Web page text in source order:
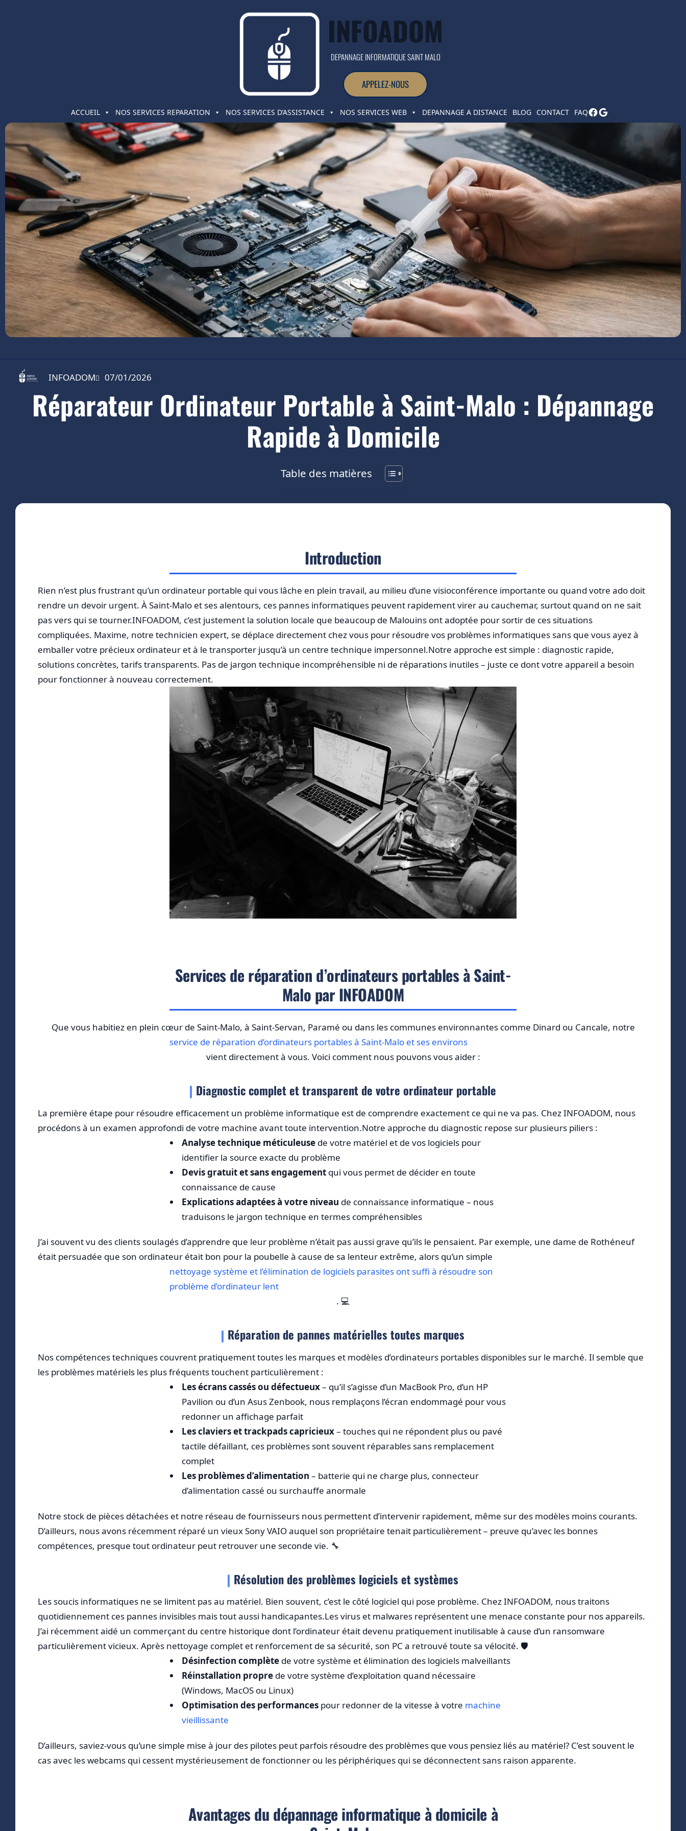
INFOADOM
DEPANNAGE INFORMATIQUE SAINT MALO
APPELEZ-NOUS
ACCUEIL NOS SERVICES REPARATION NOS SERVICES D’ASSISTANCE NOS SERVICES WEB DEPANNAGE A DISTANCE BLOG CONTACT FAQ
INFOADOM 07/01/2026
Réparateur Ordinateur Portable à Saint-Malo : Dépannage
Rapide à Domicile
Table des matières
Introduction
Rien n’est plus frustrant qu’un ordinateur portable qui vous lâche en plein travail, au milieu d’une visioconférence importante ou quand votre ado doit
rendre un devoir urgent. À Saint-Malo et ses alentours, ces pannes informatiques peuvent rapidement virer au cauchemar, surtout quand on ne sait
pas vers qui se tourner.INFOADOM, c’est justement la solution locale que beaucoup de Malouins ont adoptée pour sortir de ces situations
compliquées. Maxime, notre technicien expert, se déplace directement chez vous pour résoudre vos problèmes informatiques sans que vous ayez à
emballer votre précieux ordinateur et à le transporter jusqu’à un centre technique impersonnel.Notre approche est simple : diagnostic rapide,
solutions concrètes, tarifs transparents. Pas de jargon technique incompréhensible ni de réparations inutiles – juste ce dont votre appareil a besoin
pour fonctionner à nouveau correctement.
Services de réparation d’ordinateurs portables à Saint-
Malo par INFOADOM
Que vous habitiez en plein cœur de Saint-Malo, à Saint-Servan, Paramé ou dans les communes environnantes comme Dinard ou Cancale, notre
service de réparation d’ordinateurs portables à Saint-Malo et ses environs
vient directement à vous. Voici comment nous pouvons vous aider :
Diagnostic complet et transparent de votre ordinateur portable
La première étape pour résoudre efficacement un problème informatique est de comprendre exactement ce qui ne va pas. Chez INFOADOM, nous
procédons à un examen approfondi de votre machine avant toute intervention.Notre approche du diagnostic repose sur plusieurs piliers :
Analyse technique méticuleuse de votre matériel et de vos logiciels pour
identifier la source exacte du problème
Devis gratuit et sans engagement qui vous permet de décider en toute
connaissance de cause
Explications adaptées à votre niveau de connaissance informatique – nous
traduisons le jargon technique en termes compréhensibles
J’ai souvent vu des clients soulagés d’apprendre que leur problème n’était pas aussi grave qu’ils le pensaient. Par exemple, une dame de Rothéneuf
était persuadée que son ordinateur était bon pour la poubelle à cause de sa lenteur extrême, alors qu’un simple
nettoyage système et l’élimination de logiciels parasites ont suffi à résoudre son
problème d’ordinateur lent
. 💻
Réparation de pannes matérielles toutes marques
Nos compétences techniques couvrent pratiquement toutes les marques et modèles d’ordinateurs portables disponibles sur le marché. Il semble que
les problèmes matériels les plus fréquents touchent particulièrement :
Les écrans cassés ou défectueux– qu’il s’agisse d’un MacBook Pro, d’un HP
Pavilion ou d’un Asus Zenbook, nous remplaçons l’écran endommagé pour vous
redonner un affichage parfait
Les claviers et trackpads capricieux– touches qui ne répondent plus ou pavé
tactile défaillant, ces problèmes sont souvent réparables sans remplacement
complet
Les problèmes d’alimentation – batterie qui ne charge plus, connecteur
d’alimentation cassé ou surchauffe anormale
Notre stock de pièces détachées et notre réseau de fournisseurs nous permettent d’intervenir rapidement, même sur des modèles moins courants.
D’ailleurs, nous avons récemment réparé un vieux Sony VAIO auquel son propriétaire tenait particulièrement – preuve qu’avec les bonnes
compétences, presque tout ordinateur peut retrouver une seconde vie. 🔧
Résolution des problèmes logiciels et systèmes
Les soucis informatiques ne se limitent pas au matériel. Bien souvent, c’est le côté logiciel qui pose problème. Chez INFOADOM, nous traitons
quotidiennement ces pannes invisibles mais tout aussi handicapantes.Les virus et malwares représentent une menace constante pour nos appareils.
J’ai récemment aidé un commerçant du centre historique dont l’ordinateur était devenu pratiquement inutilisable à cause d’un ransomware
particulièrement vicieux. Après nettoyage complet et renforcement de sa sécurité, son PC a retrouvé toute sa vélocité. 🛡️
Désinfection complète de votre système et élimination des logiciels malveillants
Réinstallation propre de votre système d’exploitation quand nécessaire
(Windows, MacOS ou Linux)
Optimisation des performances pour redonner de la vitesse à votre machine
vieillissante
D’ailleurs, saviez-vous qu’une simple mise à jour des pilotes peut parfois résoudre des problèmes que vous pensiez liés au matériel? C’est souvent le
cas avec les webcams qui cessent mystérieusement de fonctionner ou les périphériques qui se déconnectent sans raison apparente.
Avantages du dépannage informatique à domicile à